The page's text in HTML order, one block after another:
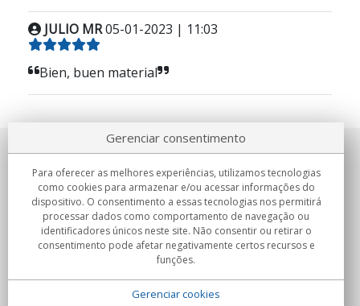
JULIO MR05-01-2023 | 11:03
Bien, buen material
Sobre nosotros
Compromissos
Compras
Gerenciar consentimento
Para oferecer as melhores experiências, utilizamos tecnologias
como cookies para armazenar e/ou acessar informações do
dispositivo. O consentimento a essas tecnologias nos permitirá
processar dados como comportamento de navegação ou
identificadores únicos neste site. Não consentir ou retirar o
consentimento pode afetar negativamente certos recursos e
funções.
Gerenciar cookies